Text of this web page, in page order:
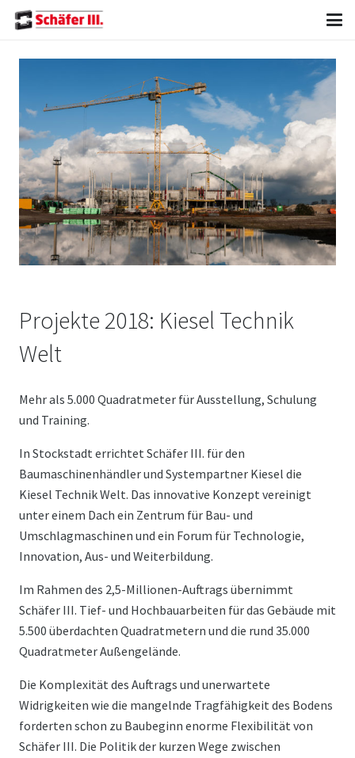
Projekte 2018: Kiesel Technik
Welt
Mehr als 5.000 Quadratmeter für Ausstellung, Schulung
und Training.
In Stockstadt errichtet Schäfer III. für den
Baumaschinenhändler und Systempartner Kiesel die
Kiesel Technik Welt. Das innovative Konzept vereinigt
unter einem Dach ein Zentrum für Bau- und
Umschlagmaschinen und ein Forum für Technologie,
Innovation, Aus- und Weiterbildung.
Im Rahmen des 2,5-Millionen-Auftrags übernimmt
Schäfer III. Tief- und Hochbauarbeiten für das Gebäude mit
5.500 überdachten Quadratmetern und die rund 35.000
Quadratmeter Außengelände.
Die Komplexität des Auftrags und unerwartete
Widrigkeiten wie die mangelnde Tragfähigkeit des Bodens
forderten schon zu Baubeginn enorme Flexibilität von
Schäfer III. Die Politik der kurzen Wege zwischen